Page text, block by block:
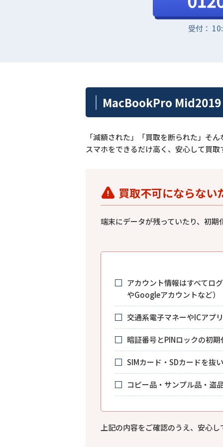
受付：
MacBookPro
「減額された」「買取を断られた」そ
スマホをできるだけ高く、安心して買
買取不可にならない
端末にデータが残っていたり、初
アカウント情報はすべてロ
やGoogleアカウントなど）
交通系電子マネーやICアプ
暗証番号とPINロックの初
SIMカード・SDカードを抜
コピー品・サンプル品・盗
上記の内容をご確認のうえ、安心